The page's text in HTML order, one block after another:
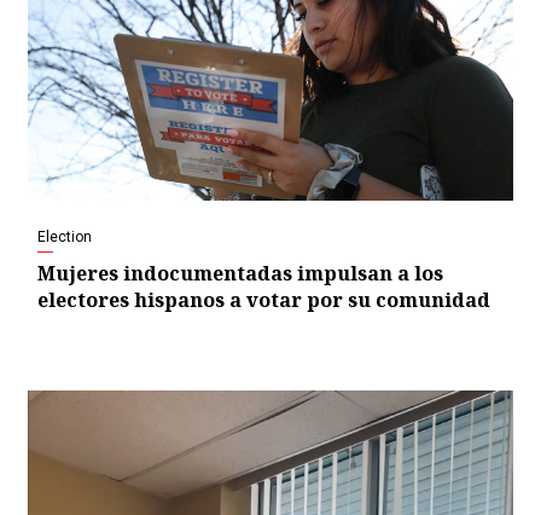
Election
Mujeres indocumentadas impulsan a los
electores hispanos a votar por su comunidad
Video